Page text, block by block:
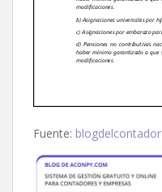
Fuente: blogdelcontador